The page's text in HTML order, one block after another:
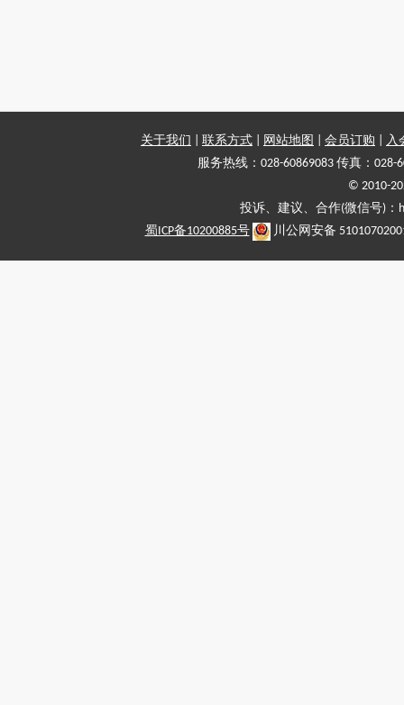
关于我们 联系方式 网站地图 会员订购
入
服务热线：028-60869083 传真：028-
© 2010-
投诉、建议、合作(微信号)
蜀ICP备10200885号
川公网安备